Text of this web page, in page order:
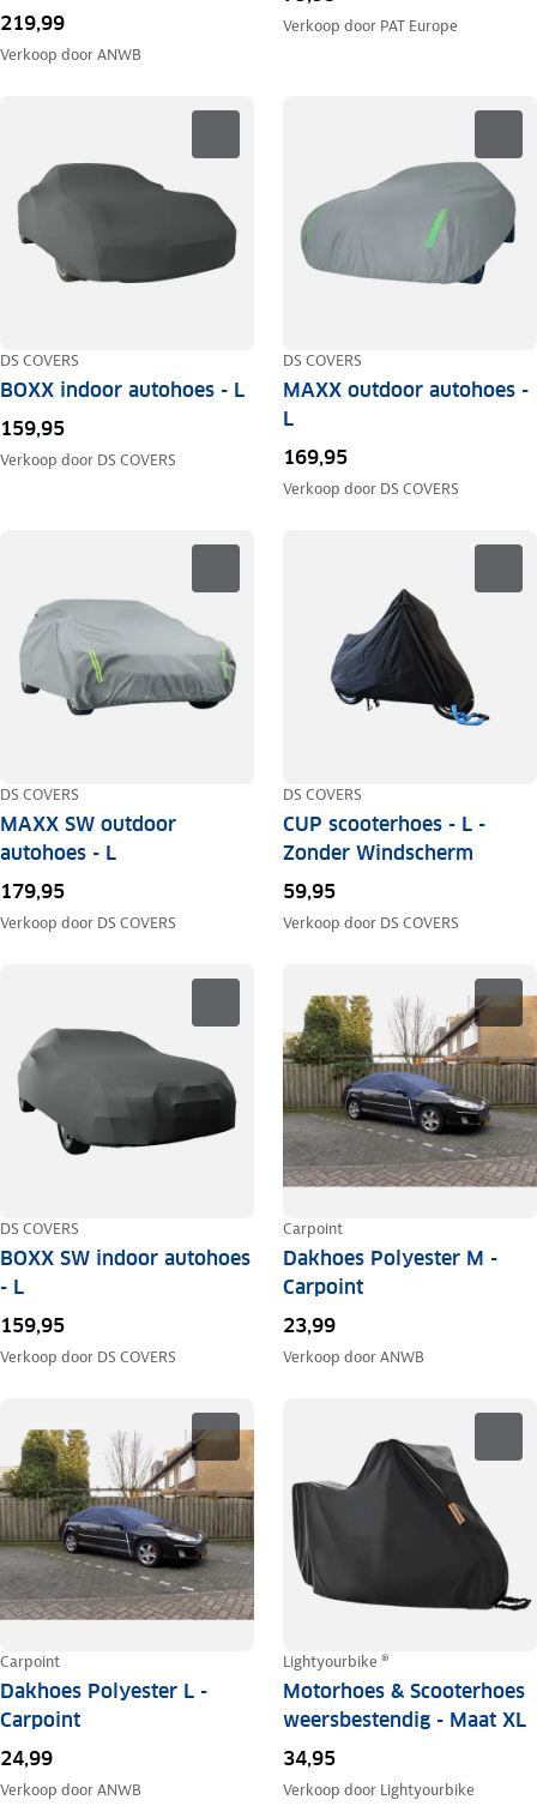
219,99
Verkoop doorANWB
Verkoop door PAT Europe
DS COVERS
BOXX indoor autohoes - L
159,95
Verkoop door DS COVERS
DS COVERS
MAXX outdoor autohoes -
L
169,95
Verkoop door DS COVERS
DS COVERS
MAXX SW outdoor
autohoes - L
179,95
Verkoop door DS COVERS
DS COVERS
CUP scooterhoes - L -
Zonder Windscherm
59,95
Verkoop door DS COVERS
DS COVERS
BOXX SW indoor autohoes
- L
159,95
Verkoop door DS COVERS
Carpoint
Dakhoes Polyester M -
Carpoint
23,99
Verkoop doorANWB
Carpoint
Dakhoes Polyester L -
Carpoint
24,99
Verkoop doorANWB
Lightyourbike ®
Motorhoes & Scooterhoes
weersbestendig - Maat XL
34,95
Verkoop door Lightyourbike